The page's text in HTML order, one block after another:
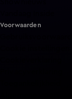
Voorwaarden